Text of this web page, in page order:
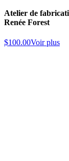
Atelier de
Renée Forest
$100.00Voir plus